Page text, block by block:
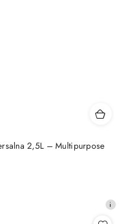
2,5L – Multipurpose